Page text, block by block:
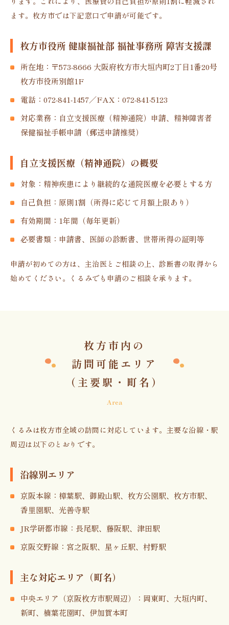
ます。枚方市では下記窓口で申請が可能です。
枚方市役所 健康福祉部 福祉事務所 障害支援課
所在地：〒573-8666 大阪府枚方市大垣内町2丁目1番20号
枚方市役所別館1F
電話：072-841-1457／FAX：072-841-5123
対応業務：自立支援医療（精神通院）申請、精神障害者
保健福祉手帳申請（郵送申請推奨）
自立支援医療（精神通院）の概要
対象：精神疾患により継続的な通院医療を必要とする方
自己負担：原則1割（所得に応じて月額上限あり）
有効期間：1年間（毎年更新）
必要書類：申請書、医師の診断書、世帯所得の証明等
申請が初めての方は、主治医とご相談の上、診断書の取得から
始めてください。くるみでも申請のご相談を承ります。
枚方市内の
訪問可能エリア
（主要駅・町名）
Area
くるみは枚方市全域の訪問に対応しています。主要な沿線・駅
周辺は以下のとおりです。
沿線別エリア
京阪本線：樟葉駅、御殿山駅、枚方公園駅、枚方市駅、
香里園駅、光善寺駅
JR学研都市線：長尾駅、藤阪駅、津田駅
京阪交野線：宮之阪駅、星ヶ丘駅、村野駅
主な対応エリア（町名）
中央エリア（京阪枚方市駅周辺）：岡東町、大垣内町、
新町、楠葉花園町、伊加賀本町